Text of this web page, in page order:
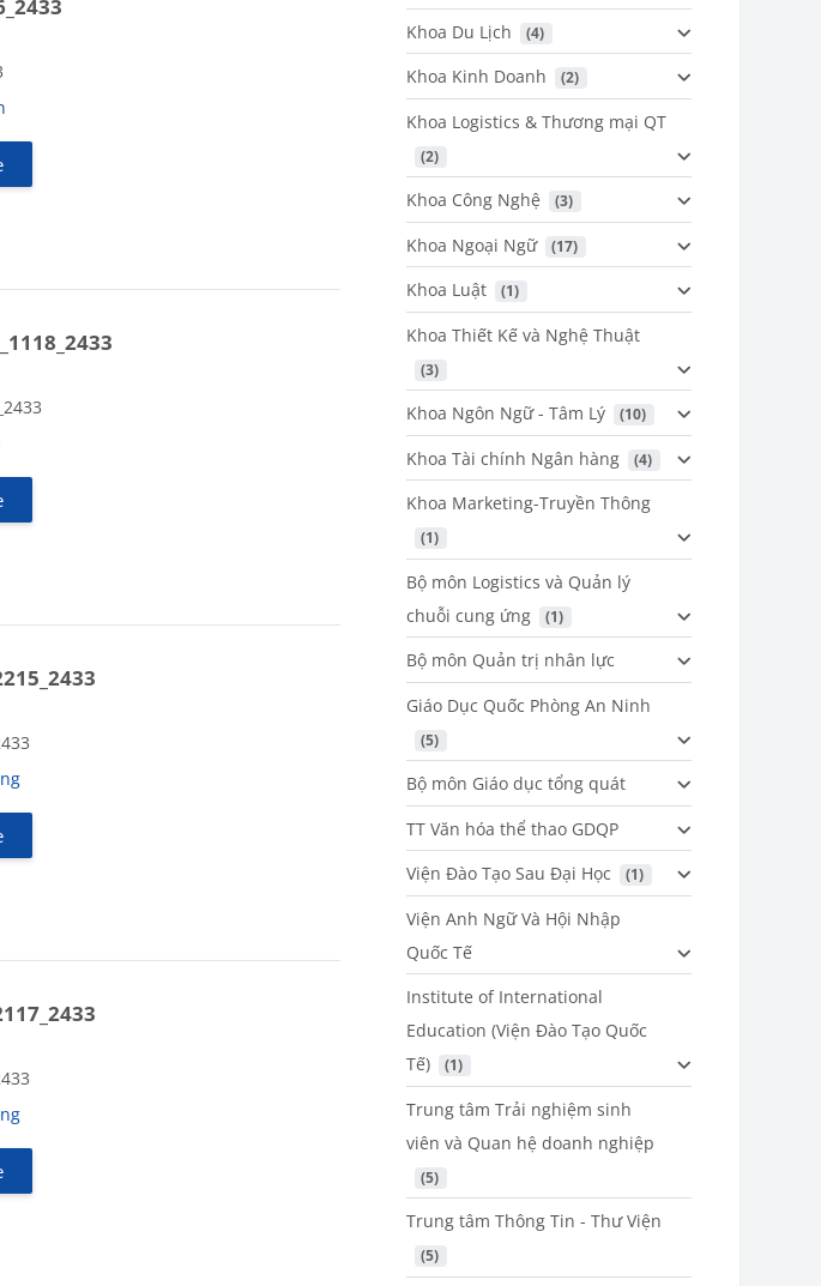
Khoa Du Lịch (4)
Khoa Kinh Doanh (2)
Khoa Logistics & Thương mại QT
(2)
Khoa Công Nghệ (3)
Khoa Ngoại Ngữ (17)
Khoa Luật (1)
Khoa Thiết Kế và Nghệ Thuật
(3)
Khoa Ngôn Ngữ - Tâm Lý (10)
Khoa Tài chính Ngân hàng (4)
Khoa Marketing-Truyền Thông
(1)
Bộ môn Logistics và Quản lý
chuỗi cung ứng
(1)
Bộ môn Quản trị nhân lực
Giáo Dục Quốc Phòng An Ninh
(5)
Bộ môn Giáo dục tổng quát
TT Văn hóa thể thao GDQP
Viện Đào Tạo Sau Đại Học
(1)
Viện Anh Ngữ Và Hội Nhập
Quốc Tế
Institute of International
Education (Viện Đào Tạo Quốc
Tế)
(1)
Trung tâm Trải nghiệm sinh
viên và Quan hệ doanh nghiệp
(5)
Trung tâm Thông Tin - Thư Viện
(5)